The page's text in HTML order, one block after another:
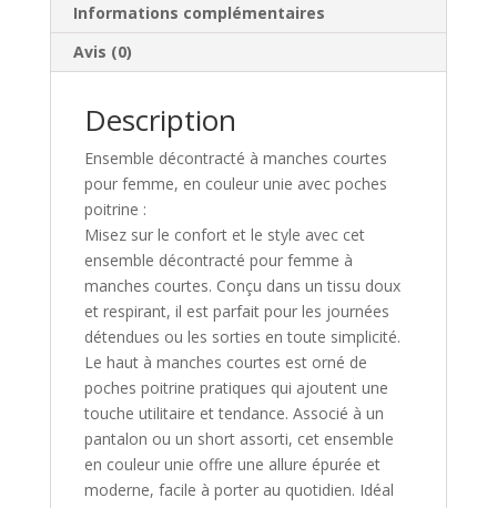
Informations complémentaires
Avis (0)
Description
Ensemble décontracté à manches courtes
pour femme, en couleur unie avec poches
poitrine :
Misez sur le confort et le style avec cet
ensemble décontracté pour femme à
manches courtes. Conçu dans un tissu doux
et respirant, il est parfait pour les journées
détendues ou les sorties en toute simplicité.
Le haut à manches courtes est orné de
poches poitrine pratiques qui ajoutent une
touche utilitaire et tendance. Associé à un
pantalon ou un short assorti, cet ensemble
en couleur unie offre une allure épurée et
moderne, facile à porter au quotidien. Idéal